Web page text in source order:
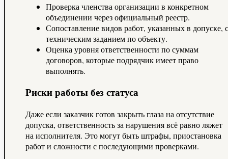
Проверка членства организации в конкретном
объединении через официальный реестр.
Сопоставление видов работ, указанных в допуске, с
техническим заданием по объекту.
Оценка уровня ответственности по суммам
договоров, которые подрядчик имеет право
выполнять.
Риски работы без статуса
Даже если заказчик готов закрыть глаза на отсутствие
допуска, ответственность за нарушения всё равно ляжет
на исполнителя. Это могут быть штрафы, приостановка
работ и сложности с последующими проверками.